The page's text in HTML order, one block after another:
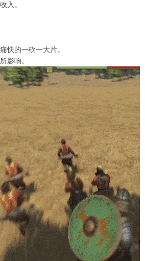
入。
快的一砍一大片。
影响。